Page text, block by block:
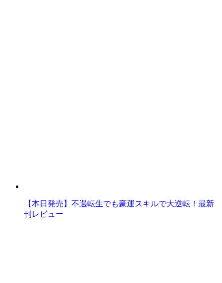
【本日発売】不遇転生でも豪運スキルで大逆転！最新
刊レビュー